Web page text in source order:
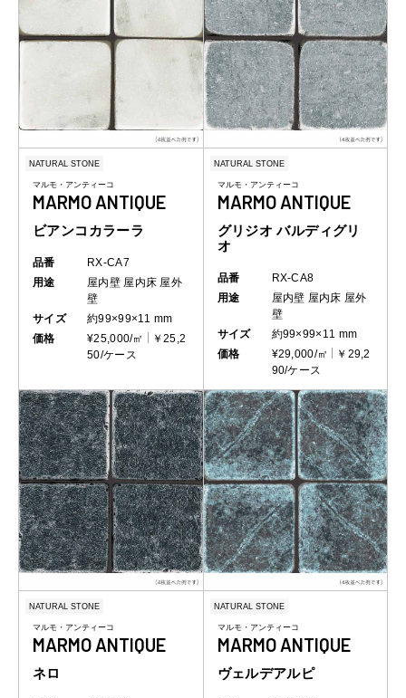
NATURAL STONE
マルモ・アンティーコ
MARMO ANTIQUE
ビアンコカラーラ
品番
RX-CA7
用途
屋内壁 屋内床 屋外
壁
サイズ
約99×99×11 mm
価格
¥25,000/㎡
￥25,2
50/ケース
NATURAL STONE
マルモ・アンティーコ
MARMO ANTIQUE
グリジオ バルディグリ
オ
品番
RX-CA8
用途
屋内壁 屋内床 屋外
壁
サイズ
約99×99×11 mm
価格
¥29,000/㎡
￥29,2
90/ケース
NATURAL STONE
マルモ・アンティーコ
MARMO ANTIQUE
ネロ
NATURAL STONE
マルモ・アンティーコ
MARMO ANTIQUE
ヴェルデアルピ